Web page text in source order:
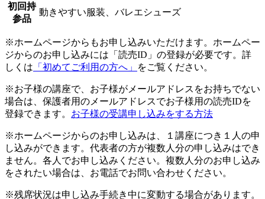
初回持
参品
動きやすい服装、バレエシューズ
※ホームページからもお申し込みいただけます。ホームペー
ジからのお申し込みには「読売ID」の登録が必要です。詳
しくは 「初めてご利用の方へ」 をご覧ください。
※お子様の講座で、お子様がメールアドレスをお持ちでない
場合は、保護者用のメールアドレスでお子様用の読売IDを
登録できます。 お子様の受講申し込みをする方法
※ホームページからのお申し込みは、１講座につき１人の申
し込みができます。代表者の方が複数人分の申し込みはでき
ません。各人でお申し込みください。複数人分のお申し込み
をされたい場合は、お電話でお問い合わせください。
※残席状況は申し込み手続き中に変動する場合があります。